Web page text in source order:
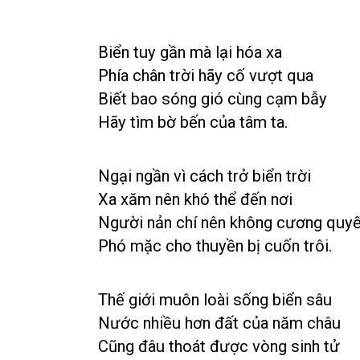
Biển tuy gần mà lại hóa xa
Phía chân trời hãy cố vượt qua
Biết bao sóng gió cùng cạm bẫy
Hãy tìm bờ bến của tâm ta.
Ngại ngần vì cách trở biển trời
Xa xăm nên khó thể đến nơi
Người nản chí nên không cương
Phó mặc cho thuyền bị cuốn trôi.
Thế giới muôn loài sống biển sâu
Nước nhiều hơn đất của năm châu
Cũng đâu thoát được vòng sinh tử